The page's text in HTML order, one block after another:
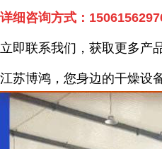
详细咨询方式：
立即联系我们，获取更多产
江苏博鸿，您身边的干燥设